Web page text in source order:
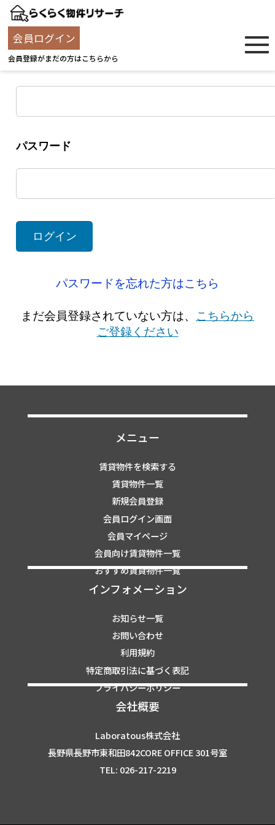
会員ログイン
会員登録がまだの方はこちらから
ユーザー名
パスワード
パスワードを忘れた方はこちら
まだ会員登録されていない方は、 こちらから
ご登録ください
メニュー
賃貸物件を検索する
賃貸物件一覧
新規会員登録
会員ログイン画面
会員マイページ
会員向け賃貸物件一覧
おすすめ賃貸物件一覧
インフォメーション
お知らせ一覧
お問い合わせ
利用規約
特定商取引法に基づく表記
プライバシーポリシー
会社概要
Laboratous株式会社
長野県長野市東和田842CORE OFFICE 301号室
TEL: 026-217-2219